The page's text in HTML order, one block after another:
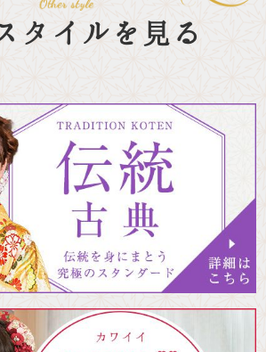
タイルを見る